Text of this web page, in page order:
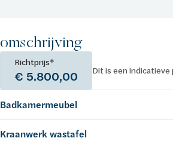
omschrijving
Richtprijs*
€ 5.800,00 Dit is een indicatieve
Badkamermeubel
Kraanwerk wastafel